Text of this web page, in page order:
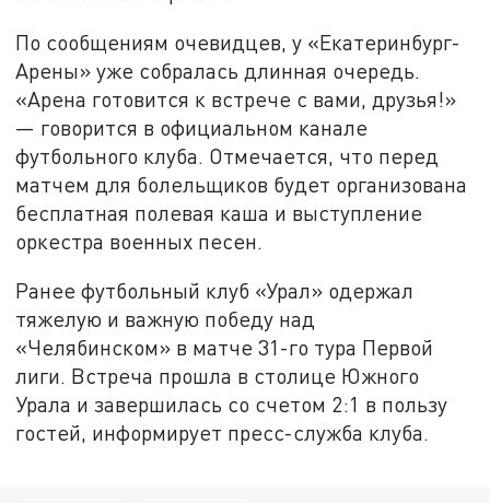
По сообщениям очевидцев, у «Екатеринбург-
Арены» уже собралась длинная очередь.
«Арена готовится к встрече с вами, друзья!»
— говорится в официальном канале
футбольного клуба. Отмечается, что перед
матчем для болельщиков будет организована
бесплатная полевая каша и выступление
оркестра военных песен.
Ранее футбольный клуб «Урал» одержал
тяжелую и важную победу над
«Челябинском» в матче 31-го тура Первой
лиги. Встреча прошла в столице Южного
Урала и завершилась со счетом 2:1 в пользу
гостей, информирует пресс-служба клуба.